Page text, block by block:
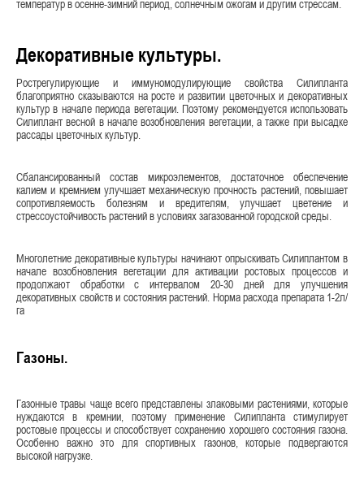
температур в осенне-зимний период, солнечным ожогам и другим стрессам.
Декоративные культуры.
Рострегулирующие и иммуномодулирующие свойства Силипланта
благоприятно сказываются на росте и развитии цветочных и декоративных
культур в начале периода вегетации. Поэтому рекомендуется использовать
Силиплант весной в начале возобновления вегетации, а также при высадке
рассады цветочных культур.
Сбалансированный состав микроэлементов, достаточное обеспечение
калием и кремнием улучшает механическую прочность растений, повышает
сопротивляемость болезням и вредителям, улучшает цветение и
стрессоустойчивость растений в условиях загазованной городской среды.
Многолетние декоративные культуры начинают опрыскивать Силиплантом в
начале возобновления вегетации для активации ростовых процессов и
продолжают обработки с интервалом 20-30 дней для улучшения
декоративных свойств и состояния растений. Норма расхода препарата 1-2л/
га
Газоны.
Газонные травы чаще всего представлены злаковыми растениями, которые
нуждаются в кремнии, поэтому применение Силипланта стимулирует
ростовые процессы и способствует сохранению хорошего состояния газона.
Особенно важно это для спортивных газонов, которые подвергаются
высокой нагрузке.